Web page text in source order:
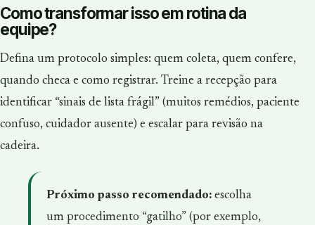
Como transformar isso em rotina da
equipe?
Defina um protocolo simples: quem coleta, quem confere,
quando checa e como registrar. Treine a recepção para
identificar “sinais de lista frágil” (muitos remédios, paciente
confuso, cuidador ausente) e escalar para revisão na
cadeira.
Próximo passo recomendado:escolha
um procedimento “gatilho” (por exemplo,